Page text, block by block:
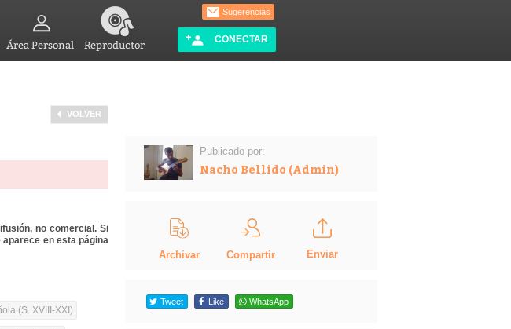
Área Personal Reproductor
Sugerencias
CONECTAR
VOLVER
no comercial. Si
en esta página
(S. XVIII-XXI)
Publicado por:
Nacho Bellido (Admin)
Archivar Compartir Enviar
Tweet Like WhatsApp